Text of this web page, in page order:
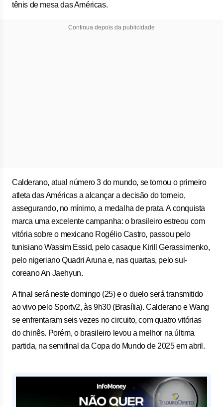
tênis de mesa das Américas.
Continua depois da publicidade
Calderano, atual número 3 do mundo, se tornou o primeiro
atleta das Américas a alcançar a decisão do torneio,
assegurando, no mínimo, a medalha de prata. A conquista
marca uma excelente campanha: o brasileiro estreou com
vitória sobre o mexicano Rogélio Castro, passou pelo
tunisiano Wassim Essid, pelo casaque Kirill Gerassimenko,
pelo nigeriano Quadri Aruna e, nas quartas, pelo sul-
coreano An Jaehyun.
A final será neste domingo (25) e o duelo será transmitido
ao vivo pelo Sportv2, às 9h30 (Brasília). Calderano e Wang
se enfrentaram seis vezes no circuito, com quatro vitórias
do chinês. Porém, o brasileiro levou a melhor na última
partida, na semifinal da Copa do Mundo de 2025 em abril.